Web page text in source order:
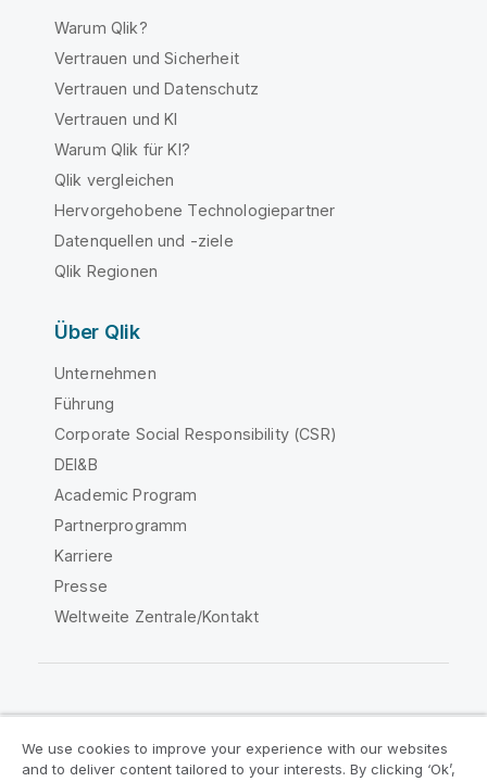
Warum Qlik?
Vertrauen und Sicherheit
Vertrauen und Datenschutz
Vertrauen und KI
Warum Qlik für KI?
Qlik vergleichen
Hervorgehobene Technologiepartner
Datenquellen und -ziele
Qlik Regionen
Über Qlik
Unternehmen
Führung
Corporate Social Responsibility (CSR)
DEI&B
Academic Program
Partnerprogramm
Karriere
Presse
Weltweite Zentrale/Kontakt
We use cookies to improve your experience with our websites
and to deliver content tailored to your interests. By clicking ‘Ok’,